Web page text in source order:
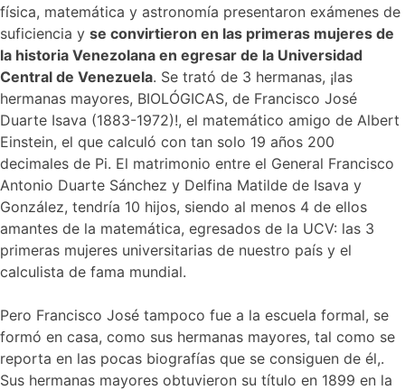
física, matemática y astronomía presentaron exámenes de
suficiencia y se convirtieron en las primeras mujeres de
la historia Venezolana en egresar de la Universidad
Central de Venezuela. Se trató de 3 hermanas, ¡las
hermanas mayores, BIOLÓGICAS, de Francisco José
Duarte Isava (1883-1972)!, el matemático amigo de Albert
Einstein, el que calculó con tan solo 19 años 200
decimales de Pi. El matrimonio entre el General Francisco
Antonio Duarte Sánchez y Delfina Matilde de Isava y
González, tendría 10 hijos, siendo al menos 4 de ellos
amantes de la matemática, egresados de la UCV: las 3
primeras mujeres universitarias de nuestro país y el
calculista de fama mundial.
Pero Francisco José tampoco fue a la escuela formal, se
formó en casa, como sus hermanas mayores, tal como se
reporta en las pocas biografías que se consiguen de él,.
Sus hermanas mayores obtuvieron su título en 1899 en la